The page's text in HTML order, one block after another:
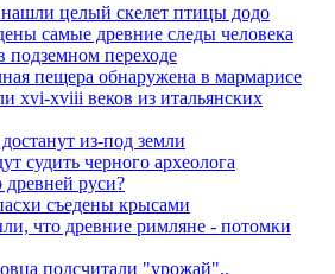
целый скелет птицы додо
самые древние следы человека
подземном переходе
пещера обнаружена в мармарисе
xvi-xviii веков из итальянских
из-под земли
судить черного археолога
руси?
съедены крысами
что древние римляне - потомки
подсчитали "урожай"..